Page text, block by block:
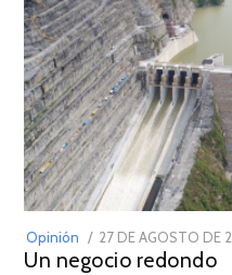
Opinión
POSTED
ON
27 DE AGOSTO DE
Un negocio redondo